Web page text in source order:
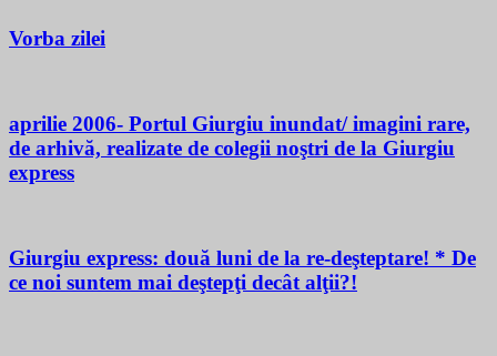
Vorba zilei
aprilie 2006- Portul Giurgiu inundat/ imagini rare,
de arhivă, realizate de colegii noştri de la Giurgiu
express
Giurgiu express: două luni de la re-deşteptare! * De
ce noi suntem mai deştepţi decât alţii?!